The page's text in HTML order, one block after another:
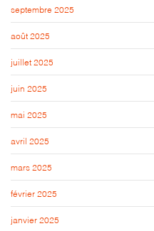
septembre 2025
août 2025
juillet 2025
juin 2025
mai 2025
avril 2025
mars 2025
février 2025
janvier 2025